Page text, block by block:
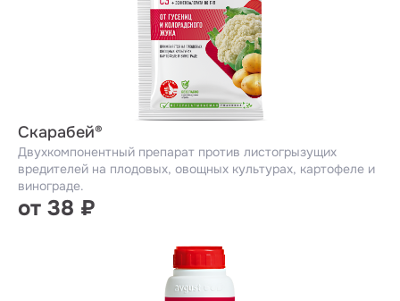
Скарабей®
Двухкомпонентный препарат против листогрызущих
вредителей на плодовых, овощных культурах, картофеле и
винограде.
от 38 ₽